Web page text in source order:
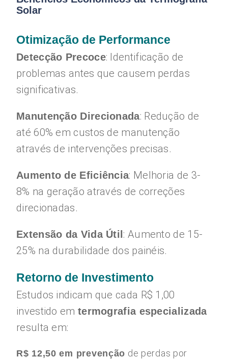
Solar
Otimização de Performance
Detecção Precoce: Identificação de
problemas antes que causem perdas
significativas.
Manutenção Direcionada: Redução de
até 60% em custos de manutenção
através de intervenções precisas.
Aumento de Eficiência: Melhoria de 3-
8% na geração através de correções
direcionadas.
Extensão da Vida Útil : Aumento de 15-
25% na durabilidade dos painéis.
Retorno de Investimento
Estudos indicam que cada R$ 1,00
investido em termografia especializada
resulta em:
R$ 12,50 em prevenção de perdas por